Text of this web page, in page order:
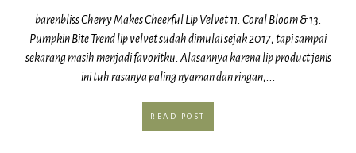
barenbliss Cherry Makes Cheerful Lip Velvet 11. Coral Bloom & 13.
Pumpkin Bite Trend lip velvet sudah dimulai sejak 2017, tapi sampai
sekarang masih menjadi favoritku. Alasannya karena lip product jenis
ini tuh rasanya paling nyaman dan ringan,...
READ POST